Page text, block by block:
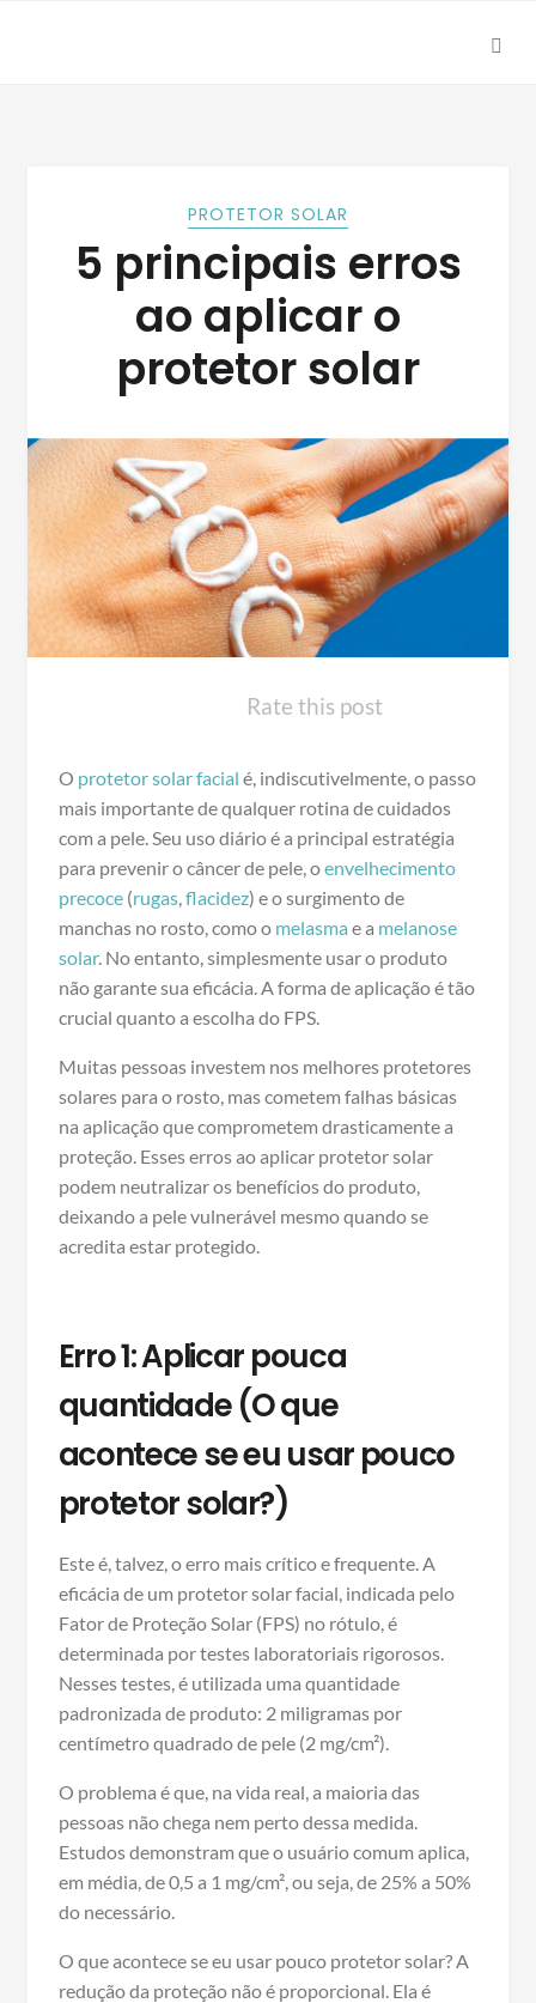
PROTETOR SOLAR
5 principais erros
ao aplicar o
protetor solar
Rate this post
O protetor solar facial é, indiscutivelmente, o passo
mais importante de qualquer rotina de cuidados
com a pele. Seu uso diário é a principal estratégia
para prevenir o câncer de pele, oenvelhecimento
precoce(rugas,flacidez) e o surgimento de
manchas no rosto, como o melasma e a melanose
solar. No entanto, simplesmente usar o produto
não garante sua eficácia. A forma de aplicação é tão
crucial quanto a escolha do FPS.
Muitas pessoas investem nos melhores protetores
solares para o rosto, mas cometem falhas básicas
na aplicação que comprometem drasticamente a
proteção. Esses erros ao aplicar protetor solar
podem neutralizar os benefícios do produto,
deixando a pele vulnerável mesmo quando se
acredita estar protegido.
Erro 1: Aplicar pouca
quantidade (O que
acontece se eu usar pouco
protetor solar?)
Este é, talvez, o erro mais crítico e frequente. A
eficácia de um protetor solar facial, indicada pelo
Fator de Proteção Solar (FPS) no rótulo, é
determinada por testes laboratoriais rigorosos.
Nesses testes, é utilizada uma quantidade
padronizada de produto: 2 miligramas por
centímetro quadrado de pele (2 mg/cm²).
O problema é que, na vida real, a maioria das
pessoas não chega nem perto dessa medida.
Estudos demonstram que o usuário comum aplica,
em média, de 0,5 a 1 mg/cm², ou seja, de 25% a 50%
do necessário.
O que acontece se eu usar pouco protetor solar? A
redução da proteção não é proporcional. Ela é